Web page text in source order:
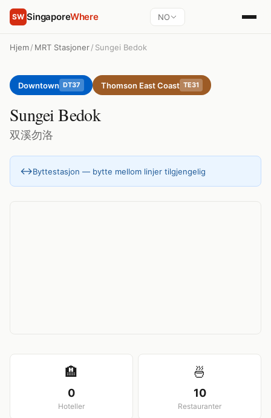
SW SingaporeWhere NO
Hjem/ MRT Stasjoner/ Sungei Bedok
Downtown DT37 Thomson East Coast TE31
Sungei Bedok
双溪勿洛
↔Byttestasjon — bytte mellom linjer tilgjengelig
🏨
0
Hoteller
🍜
10
Restauranter